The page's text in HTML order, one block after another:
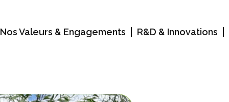
Nos Valeurs & Engagements R&D & Innovations